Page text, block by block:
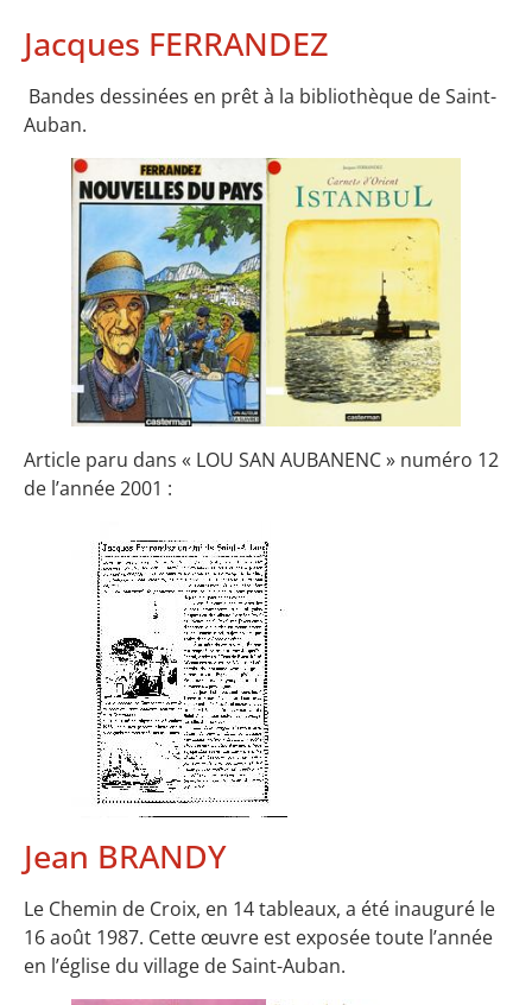
Jacques FERRANDEZ
Bandes dessinées en prêt à la bibliothèque de Saint-
Auban.
Article paru dans « LOU SAN AUBANENC » numéro 12
de l’année 2001 :
Jean BRANDY
Le Chemin de Croix, en 14 tableaux, a été inauguré le
16 août 1987. Cette œuvre est exposée toute l’année
en l’église du village de Saint-Auban.